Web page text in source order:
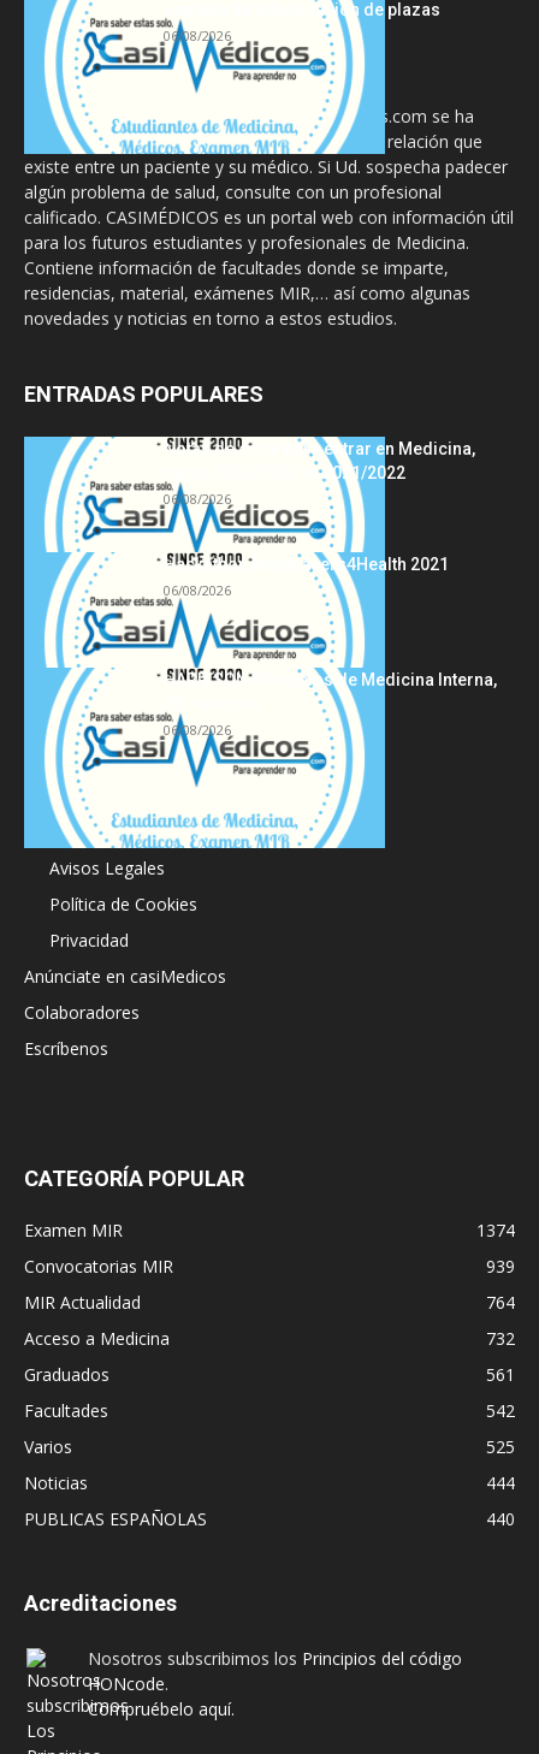
semana de adjudicación de plazas
06/08/2026
La información proporcionada en CasiMedicos.com se ha
diseñado para complementar, no substituir, la relación que
existe entre un paciente y su médico. Si Ud. sospecha padecer
algún problema de salud, consulte con un profesional
calificado. CASIMÉDICOS es un portal web con información útil
para los futuros estudiantes y profesionales de Medicina.
Contiene información de facultades donde se imparte,
residencias, material, exámenes MIR,… así como algunas
novedades y noticias en torno a estos estudios.
ENTRADAS POPULARES
Notas de corte para entrar en Medicina,
curso 2022/2023 vs 2021/2022
06/08/2026
Hackathon Innomakers4Health 2021
06/08/2026
HARRISON Principios de Medicina Interna,
06/08/2026
Acerca de
Avisos Legales
Política de Cookies
Privacidad
Anúnciate en casiMedicos
Colaboradores
Escríbenos
CATEGORÍA POPULAR
Examen MIR
1374
Convocatorias MIR
939
MIR Actualidad
764
Acceso a Medicina
732
Graduados
561
Facultades
542
Varios
525
Noticias
444
PUBLICAS ESPAÑOLAS
440
Acreditaciones
Nosotros subscribimos los Principios del código
HONcode.
Compruébelo aquí.